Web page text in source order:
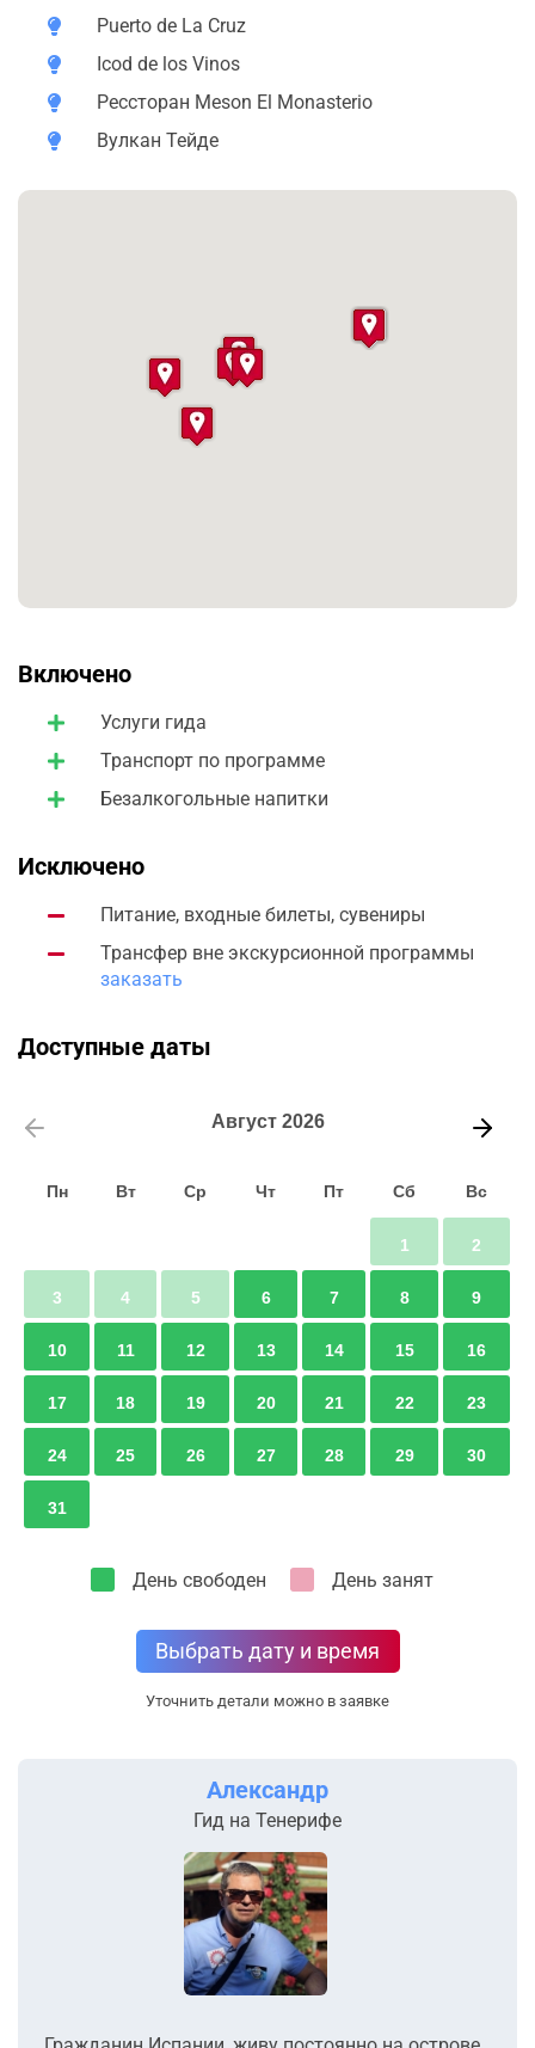
Meson El Monasterio. Обещаю, что эти места точно не
оставят Вас равнодушными и навсегда останутся в
памяти как красочные образы острова "вечной
новом, комфортном автомобиле Toyota Camry/Hybrid
История, культура и традиции - всё это ждёт нас на
нашей незабываемой экскурсии!
Puerto de La Cruz
Icod de los Vinos
Рессторан Meson El Monasterio
Вулкан Тейде
Включено
Услуги гида
Транспорт по программе
Безалкогольные напитки
Исключено
Питание, входные билеты, сувениры
Трансфер вне экскурсионной программы
заказать
Доступные даты
Август 2026
Пн Вт Ср Чт Пт Сб Вс
1 2
3 4 5 6 7 8 9
10 11 12 13 14 15 16
17 18 19 20 21 22 23
24 25 26 27 28 29 30
31
День свободен День занят
Выбрать дату и время
Уточнить детали можно в заявке
Александр
Гид на Тенерифе